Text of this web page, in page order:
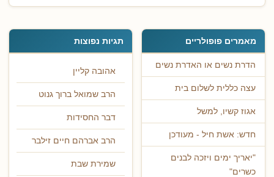
מאמרים פופולריים
הדרת נשים או האדרת נשים
עצה כללית לשלום בית
אגוז קשיו, למשל
חדש: אשת חיל - מעודכן
"יאריך ימים ויזכה לבנים
כשרים"
תגיות נפוצות
אהובה קליין
הרב שמואל ברוך גנוט
דבר החסידות
הרב אברהם חיים זילבר
שמירת שבת